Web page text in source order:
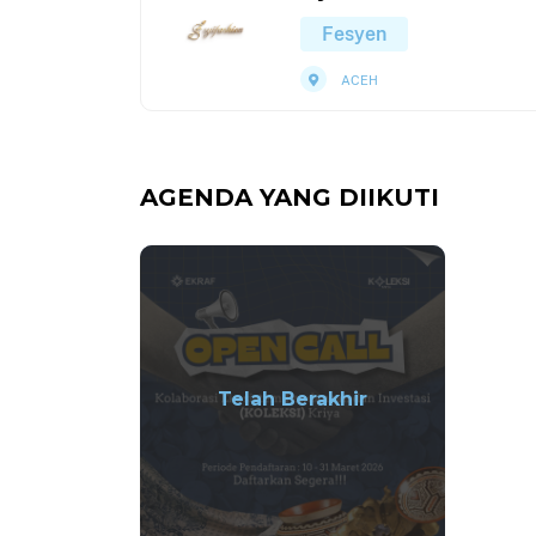
Fesyen
ACEH
AGENDA YANG DIIKUTI
Telah Berakhir